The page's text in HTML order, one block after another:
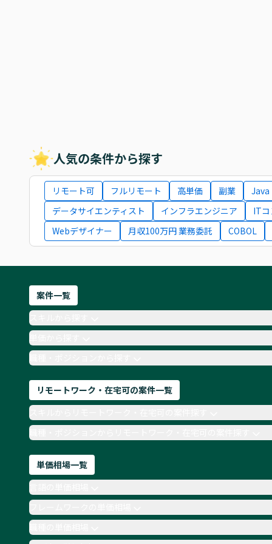
人気の条件から探す
リモート可 フルリモート 高単価 副業
Java
データサイエンティスト
インフラエンジニア
IT
Webデザイナー
月収100万円 業務委託 COBOL
案件一覧
単価から探す
職種・ポジションから探す
リモートワーク・在宅可の案件一覧
職種・ポジションからリモートワーク・在宅可の案件探す
単価相場一覧
職種の単価相場